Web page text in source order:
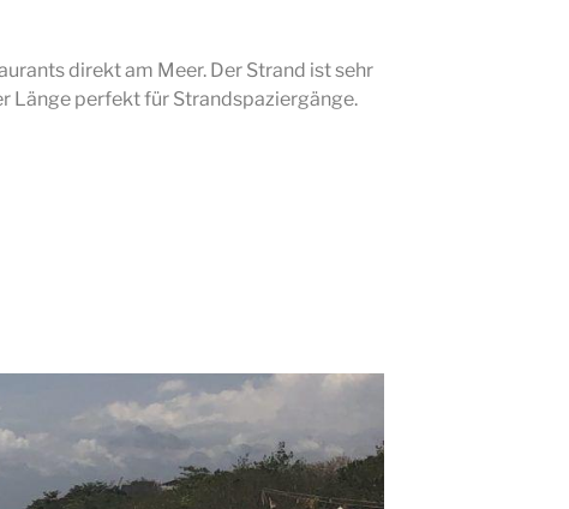
direkt am Meer. Der Strand ist sehr
Länge perfekt für Strandspaziergänge.